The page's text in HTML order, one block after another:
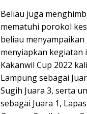
Beliau juga
mematuhi porokol
beliau
menyiapkan kegiatan
Kakanwil Cup 2022
Lampung sebagai
Sugih Juara 3, serta
sebagai Juara 1,